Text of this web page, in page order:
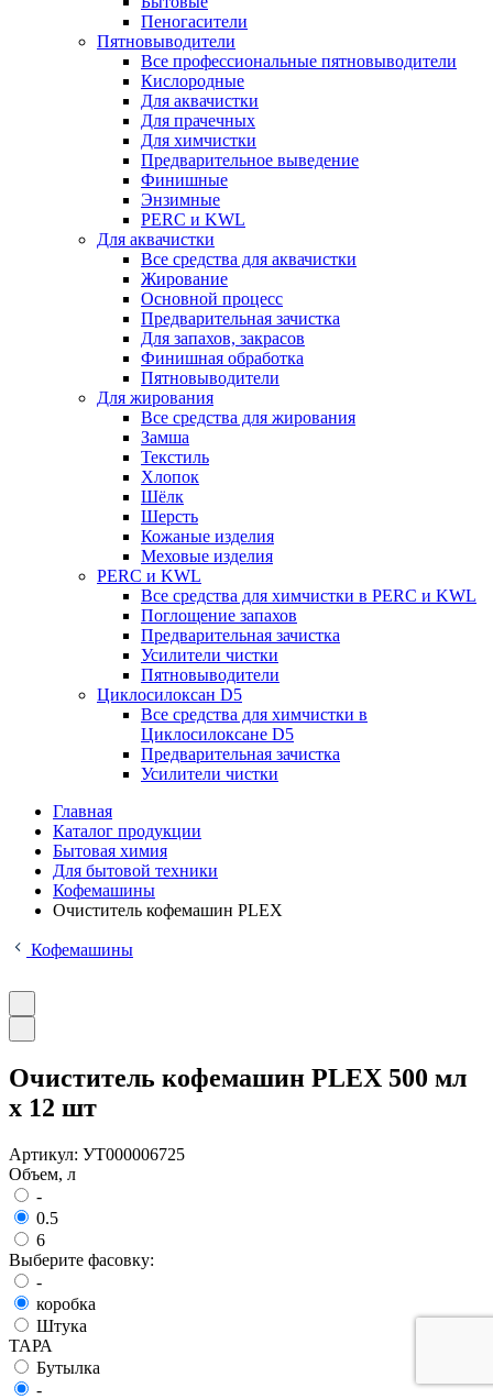
Пеногасители
Пятновыводители
Все профессиональные пятновыводители
Кислородные
Для аквачистки
Для прачечных
Для химчистки
Предварительное выведение
Финишные
Энзимные
PERC и KWL
Для аквачистки
Все средства для аквачистки
Жирование
Основной процесс
Предварительная зачистка
Для запахов, закрасов
Финишная обработка
Пятновыводители
Для жирования
Все средства для жирования
Замша
Текстиль
Хлопок
Шёлк
Шерсть
Кожаные изделия
Меховые изделия
PERC и KWL
Все средства для химчистки в PERC и KWL
Поглощение запахов
Предварительная зачистка
Усилители чистки
Пятновыводители
Циклосилоксан D5
Все средства для химчистки в
Циклосилоксане D5
Предварительная зачистка
Усилители чистки
Главная
Каталог продукции
Бытовая химия
Для бытовой техники
Кофемашины
Очиститель кофемашин PLEX
Кофемашины
Очиститель кофемашин PLEX 500 мл
x 12 шт
Артикул: УТ000006725
Объем, л
-
0.5
6
Выберите фасовку:
-
коробка
Штука
ТАРА
Бутылка
-